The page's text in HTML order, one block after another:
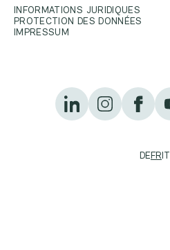
INFORMATIONS JURIDIQUES
PROTECTION DES DONNÉES
IMPRESSUM
DEFRIT